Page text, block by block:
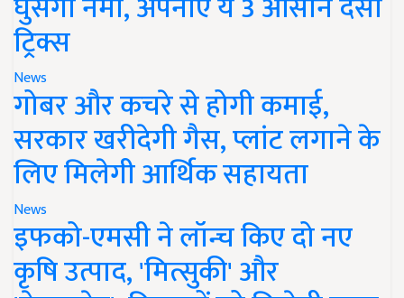
ट्रिक्स
News
गोबर और कचरे से होगी कमाई,
सरकार खरीदेगी गैस, प्लांट लगाने के
लिए मिलेगी आर्थिक सहायता
News
इफको-एमसी ने लॉन्च किए दो नए
कृषि उत्पाद, 'मित्सुकी' और